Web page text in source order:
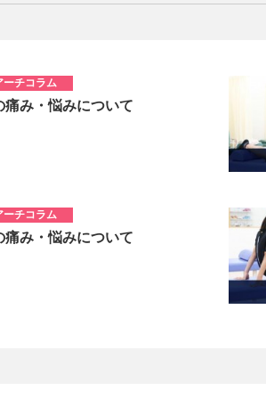
ーチコラム
痛み・悩みについて
ーチコラム
痛み・悩みについて